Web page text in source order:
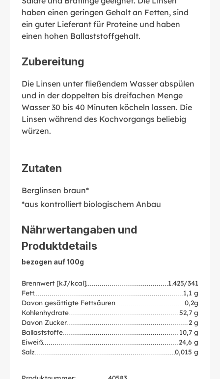
haben einen geringen Gehalt an Fetten, sind
ein guter Lieferant für Proteine und haben
einen hohen Ballaststoffgehalt.
Zubereitung
Die Linsen unter fließendem Wasser abspülen
und in der doppelten bis dreifachen Menge
Wasser 30 bis 40 Minuten köcheln lassen. Die
Linsen während des Kochvorgangs beliebig
würzen.
Zutaten
Berglinsen braun*
*aus kontrolliert biologischem Anbau
Nährwertangaben und
Produktdetails
bezogen auf 100g
Brennwert [kJ/kcal]
1.425/341
Fett
1,1 g
Davon gesättigte Fettsäuren
0,2g
Kohlenhydrate
52,7 g
Davon Zucker
2 g
Ballaststoffe
10,7 g
Eiweiß
24,6 g
Salz
0,015 g